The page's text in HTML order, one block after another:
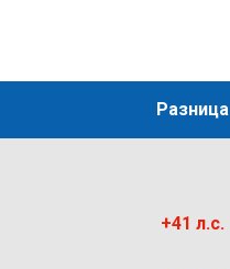
Разница
+41 л.с.